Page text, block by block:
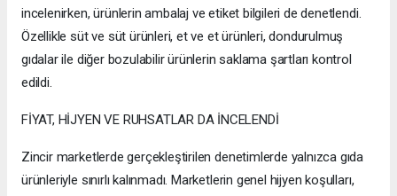
incelenirken, ürünlerin ambalaj ve etiket bilgileri de denetlendi.
Özellikle süt ve süt ürünleri, et ve et ürünleri, dondurulmuş
gıdalar ile diğer bozulabilir ürünlerin saklama şartları kontrol
edildi.
FİYAT, HİJYEN VE RUHSATLAR DA İNCELENDİ
Zincir marketlerde gerçekleştirilen denetimlerde yalnızca gıda
ürünleriyle sınırlı kalınmadı. Marketlerin genel hijyen koşulları,